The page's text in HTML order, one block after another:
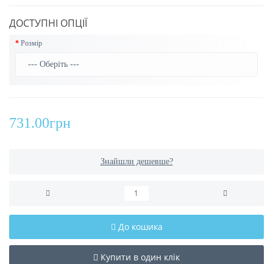
ДОСТУПНІ ОПЦІЇ
Розмір
731.00грн
Знайшли дешевше?
До кошика
Купити в один клік